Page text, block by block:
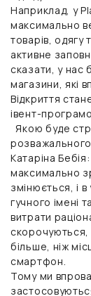
Наприклад, у
максимально
товарів, одягу
активне
сказати, у нас
магазини, які
Відкриття
івент-
Якою буде
Катаріна Бебія:
максимально
змінюється, і
гучного імені
витрати
більше, ніж
смартфон.
Тому ми